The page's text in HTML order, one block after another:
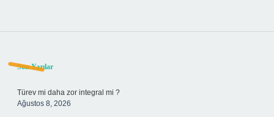
Sidebar
Son Yazılar
Türev mi daha zor integral mi ?
Ağustos 8, 2026